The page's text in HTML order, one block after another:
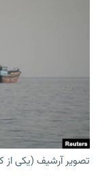
تصویر آرشیف (یکی